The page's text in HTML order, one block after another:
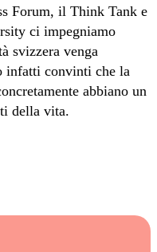
Forum, il Think Tank e
ci impegniamo
svizzera venga
infatti convinti che la
abbiano un
della vita.